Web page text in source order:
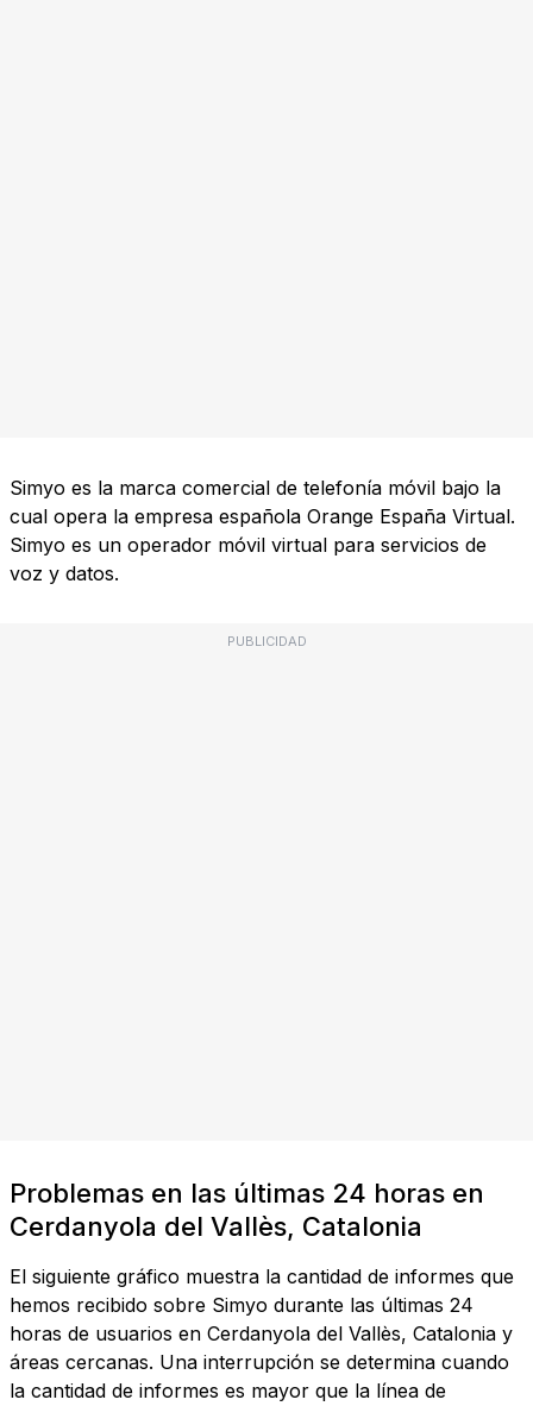
Simyo es la marca comercial de telefonía móvil bajo la
cual opera la empresa española Orange España Virtual.
Simyo es un operador móvil virtual para servicios de
voz y datos.
PUBLICIDAD
Problemas en las últimas 24 horas en
Cerdanyola del Vallès, Catalonia
El siguiente gráfico muestra la cantidad de informes que
hemos recibido sobre Simyo durante las últimas 24
horas de usuarios en Cerdanyola del Vallès, Catalonia y
áreas cercanas. Una interrupción se determina cuando
la cantidad de informes es mayor que la línea de